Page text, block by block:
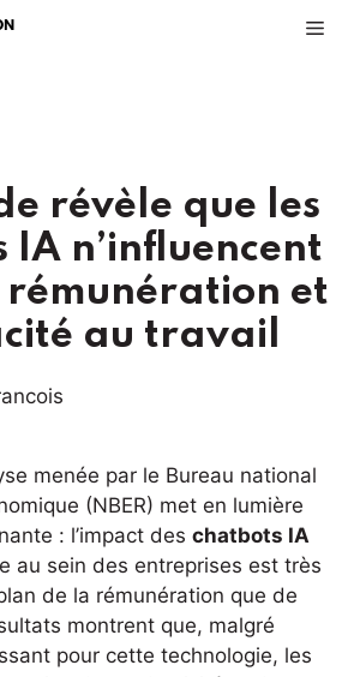
révèle que les
IA n’influencent
et
au travail
menée par le Bureau national
(NBER) met en lumière
: l’impact des chatbots IA
au sein des entreprises est très
de la rémunération que de
montrent que, malgré
pour cette technologie, les